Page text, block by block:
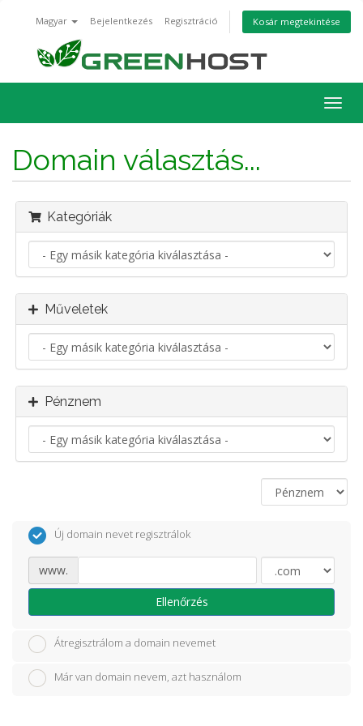
Magyar Bejelentkezés Regisztráció Kosár megtekintése
a
Domain választás...
Kategóriák
Műveletek
Pénznem
Új domain nevet regisztrálok
www.
Ellenőrzés
Átregisztrálom a domain nevemet
Már van domain nevem, azt használom